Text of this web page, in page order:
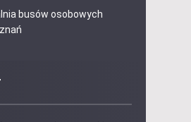
busów osobowych